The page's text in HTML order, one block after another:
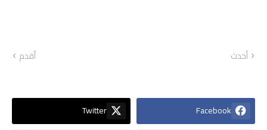
أحدث أقدم
Facebook
Twitter